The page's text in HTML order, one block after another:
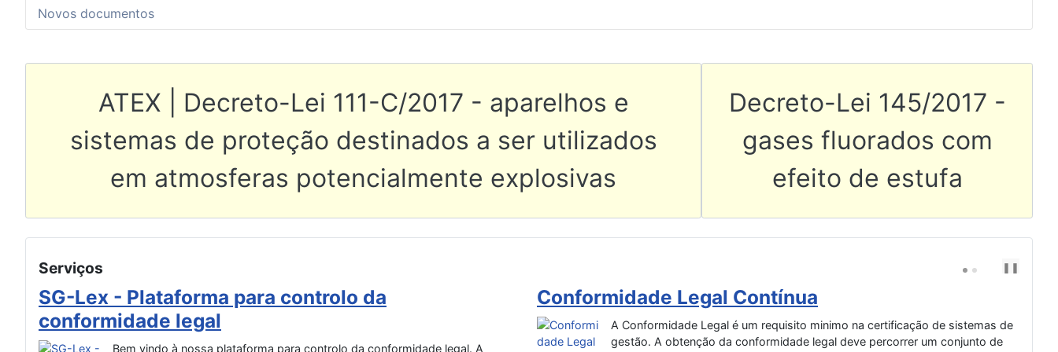
Novos documentos
Artigo anterior: ATEX | Decreto-Lei 111-C/2017 - aparelhos e sistemas de
ATEX | Decreto-Lei 111-C/2017 - aparelhos e
sistemas de proteção destinados a ser utilizados
em atmosferas potencialmente explosivas
Artigo seguinte: Decreto-
Decreto-Lei 145/2017 -
gases fluorados com
efeito de estufa
Serviços ❚❚
SG-Lex - Plataforma para controlo da
conformidade legal
Bem vindo à nossa plataforma para controlo da conformidade legal. A
Conformidade Legal Contínua
A Conformidade Legal é um requisito minimo na certificação de sistemas de
gestão. A obtenção da conformidade legal deve percorrer um conjunto de